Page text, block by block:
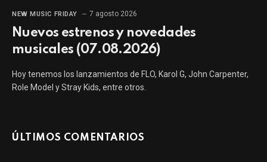
NEW MUSIC FRIDAY 7 agosto 2026
Nuevos estrenos y novedades
musicales (07.08.2026)
Hoy tenemos los lanzamientos de FLO, Karol G, John Carpenter,
Role Model y Stray Kids, entre otros.
ÚLTIMOS COMENTARIOS